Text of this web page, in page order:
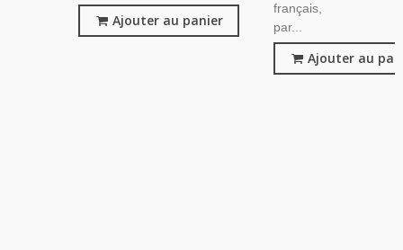
Ajouter au panier
français,
par...
Ajouter au